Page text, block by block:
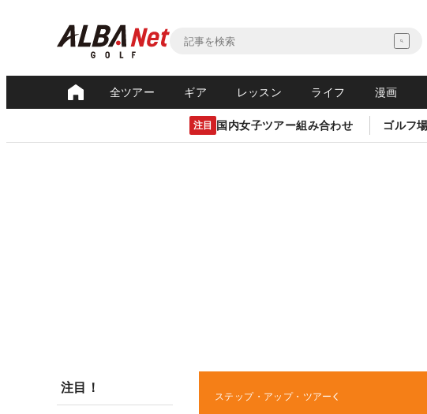
全ツアー ギア レッスン ライフ 漫画
注目 国内女子ツアー組み合わせ ゴルフ
注目！
ステップ・アップ・ツアー